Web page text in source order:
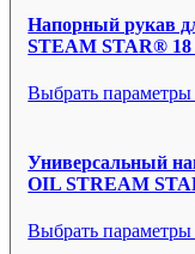
Напорный рукав
STEAM STAR®
Выбрать
Универсальный
OIL STREAM
Выбрать